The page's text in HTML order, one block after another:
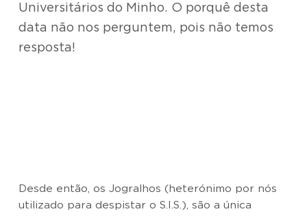
Universitários do Minho. O porquê desta
data não nos perguntem, pois não temos
resposta!
Desde então, os Jogralhos (heterónimo por nós
utilizado para despistar o S.I.S.), são a única